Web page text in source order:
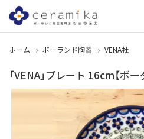
ホーム ポーランド陶器 VENA社
「VENA」プレート 16cm【ボ